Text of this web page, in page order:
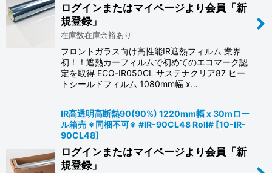
ログインまたはマイページより会員「新
規登録」
在庫数在庫余裕あり
フロントガラス向け高性能IR遮熱フィルム 業界
初！！遮熱カーフィルムで初めてのエコマーク認
定を取得 ECO-IR050CL サステナクリア87 ヒー
トシールドフィルム 1080mm幅 x…
IR高透明高断熱90(90%) 1220mm幅 x 30mロー
ル箱売 ※同梱不可※ #IR-90CL48 Roll# [10-IR-
90CL48]
ログインまたはマイページより会員「新
規登録」